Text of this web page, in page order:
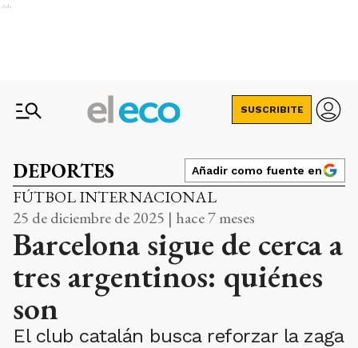
Ads
SUSCRIBITE
DEPORTES Añadir como fuente en
FÚTBOL INTERNACIONAL
25 de diciembre de 2025 | hace 7 meses
Barcelona sigue de cerca a
tres argentinos: quiénes
son
El club catalán busca reforzar la zaga